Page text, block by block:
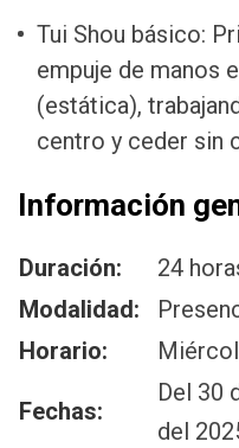
Tui Shou básico:
empuje de manos
(estática),
centro y ceder sin
Información
Duración:
24
Modalidad:
Horario:
Fechas:
Del 30
del